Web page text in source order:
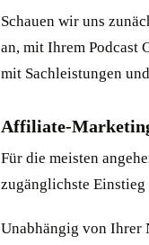
Schauen wir uns
an, mit Ihrem Podcast
mit Sachleistungen
Affiliate-
Für die meisten
zugänglichste
Unabhängig von Ihrer